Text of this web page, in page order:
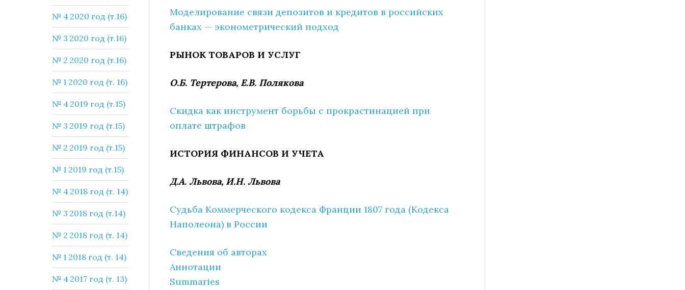
Моделирование связи депозитов и кредитов в российских
банках — эконометрический подход
РЫНОК ТОВАРОВ И УСЛУГ
О.Б. Тертерова, Е.В. Полякова
Скидка как инструмент борьбы с прокрастинацией при
оплате штрафов
ИСТОРИЯ ФИНАНСОВ И УЧЕТА
Д.А. Львова, И.Н. Львова
Судьба Коммерческого кодекса Франции 1807 года (Кодекса
Наполеона) в России
Сведения об авторах
Аннотации
Summaries
№ 4 2020 год (т.16)
№ 3 2020 год (т.16)
№ 2 2020 год (т.16)
№ 1 2020 год (т. 16)
№ 4 2019 год (т.15)
№ 3 2019 год (т.15)
№ 2 2019 год (т.15)
№ 1 2019 год (т.15)
№ 4 2018 год (т. 14)
№ 3 2018 год (т.14)
№ 2 2018 год (т. 14)
№ 1 2018 год (т. 14)
№ 4 2017 год (т. 13)